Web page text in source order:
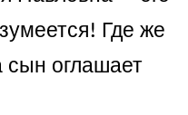
Где же
оглашает